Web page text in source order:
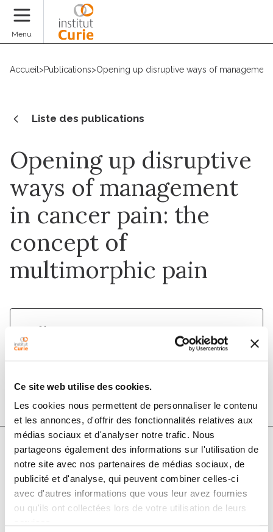
Ce site web utilise des cookies.
Les cookies nous permettent de personnaliser le contenu
et les annonces, d'offrir des fonctionnalités relatives aux
médias sociaux et d'analyser notre trafic. Nous
partageons également des informations sur l'utilisation de
notre site avec nos partenaires de médias sociaux, de
publicité et d'analyse, qui peuvent combiner celles-ci
avec d'autres informations que vous leur avez fournies
ou qu'ils ont collectées lors de votre utilisation de leurs
Menu
Accueil >Publications>Opening up disruptive ways of
Liste des publications
Opening up disruptive
ways of management
in cancer pain: the
concept of
multimorphic pain
1 août 2019
Supportive Care in Cancer
Auteurs
Antoine Lemaire, Brigitte George, Caroline Maindet,